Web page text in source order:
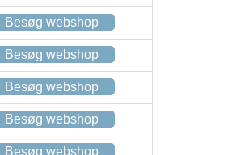
Besøg webshop
Besøg webshop
Besøg webshop
Besøg webshop
Besøg webshop